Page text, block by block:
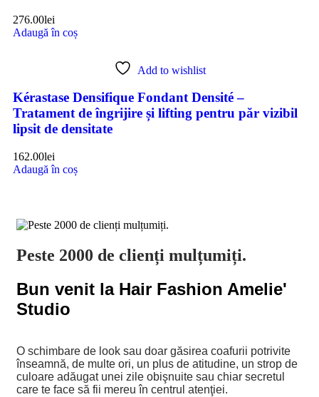
276.00lei
Adaugă în coș
Add to wishlist
Kérastase Densifique Fondant Densité –
Tratament de îngrijire și lifting pentru păr vizibil
lipsit de densitate
162.00lei
Adaugă în coș
Peste 2000 de clienți mulțumiți.
Bun venit la Hair Fashion Amelie'
Studio
O schimbare de look sau doar găsirea coafurii potrivite
înseamnă, de multe ori, un plus de atitudine, un strop de
culoare adăugat unei zile obişnuite sau chiar secretul
care te face să fii mereu în centrul atenţiei.